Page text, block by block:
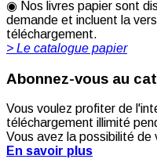
◉ Nos livres papier sont
demande et incluent la
téléchargement.
> Le catalogue papier
Abonnez-vous au
Vous voulez profiter de
téléchargement illimité
Vous avez la possibilité de
En savoir plus